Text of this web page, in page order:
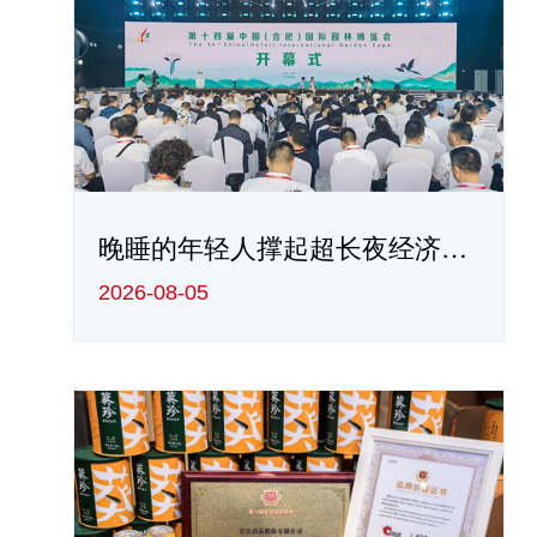
晚睡的年轻人撑起超长夜经济，谁在开卷“24小时营业” -爱游戏app官方网站
2026-08-05